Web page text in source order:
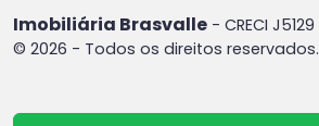
Imobiliária Brasvalle - CRECI J5129
© 2026 - Todos os direitos reservados.